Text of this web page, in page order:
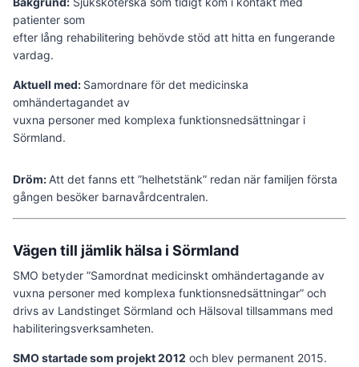
patienter som
efter lång rehabilitering behövde stöd att hitta en fungerande
vardag.
Aktuell med: Samordnare för det medicinska
omhändertagandet av
vuxna personer med komplexa funktionsnedsättningar i
Sörmland.
Dröm: Att det fanns ett ”helhets­tänk” redan när familjen första
gången besöker barnavårdcentralen.
Vägen till jämlik hälsa i Sörmland
SMO betyder ”Samordnat medicinskt omhändertagande av
vuxna personer med komplexa funktionsnedsättningar” och
drivs av Landstinget Sörmland och Hälsoval tillsammans med
habiliteringsverksamheten.
SMO startade som projekt 2012 och blev permanent 2015.